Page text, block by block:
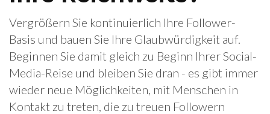
Vergrößern Sie kontinuierlich Ihre Follower-
Basis und bauen Sie Ihre Glaubwürdigkeit auf.
Beginnen Sie damit gleich zu Beginn Ihrer Social-
Media-Reise und bleiben Sie dran - es gibt immer
wieder neue Möglichkeiten, mit Menschen in
Kontakt zu treten, die zu treuen Followern